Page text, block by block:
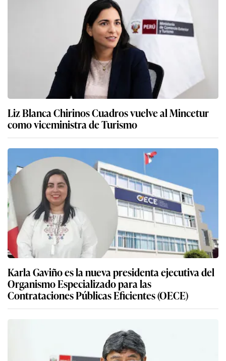
Liz Blanca Chirinos Cuadros vuelve al Mincetur
como viceministra de Turismo
Karla Gaviño es la nueva presidenta ejecutiva del
Organismo Especializado para las
Contrataciones Públicas Eficientes (OECE)